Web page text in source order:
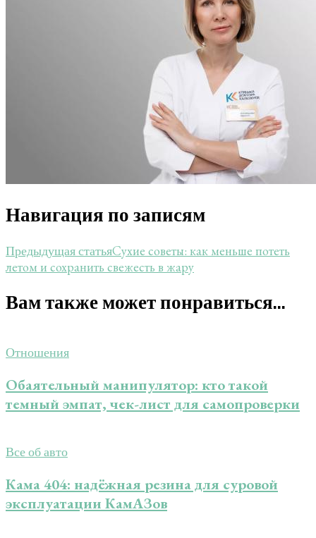
Навигация по записям
Предыдущая статьяСухие советы: как меньше потеть
летом и сохранить свежесть в жару
Вам также может понравиться...
Отношения
Обаятельный манипулятор: кто такой
темный эмпат, чек-лист для самопроверки
Все об авто
Кама 404: надёжная резина для суровой
эксплуатации КамАЗов